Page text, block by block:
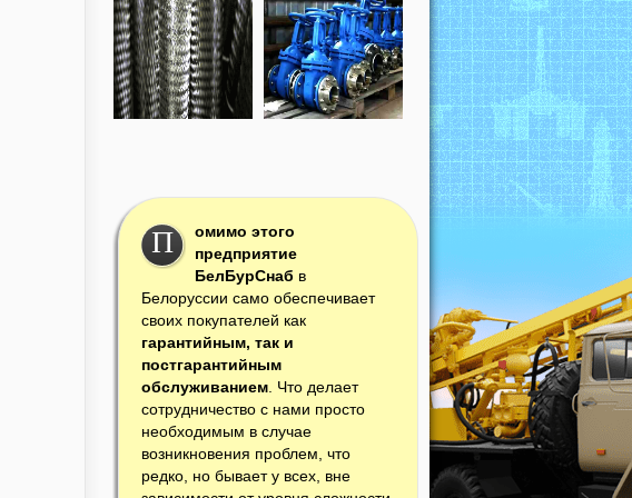
П
омимо этого
предприятие
БелБурСнаб в
Белоруссии само обеспечивает
своих покупателей как
гарантийным, так и
постгарантийным
обслуживанием. Что делает
сотрудничество с нами просто
необходимым в случае
возникновения проблем, что
редко, но бывает у всех, вне